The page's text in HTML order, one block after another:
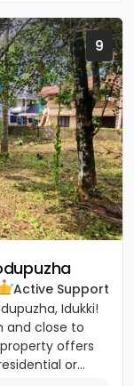
9
Active Support
Idukki!
and close to
offers
or...